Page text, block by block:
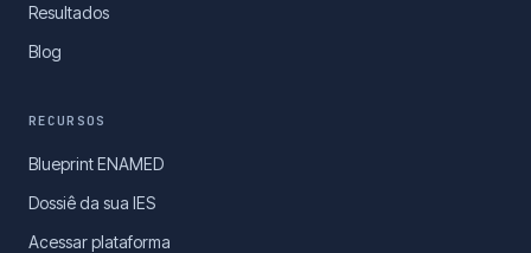
Resultados
Blog
RECURSOS
Blueprint ENAMED
Dossiê da sua IES
Acessar plataforma